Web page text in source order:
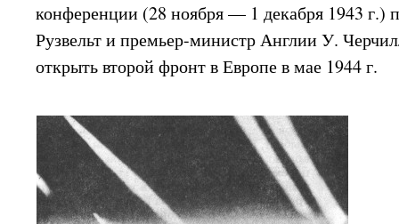
конференции (28 ноября — 1 декабря 1943
Рузвельт и премьер-министр Англии У.
открыть второй фронт в Европе в мае 1944 г.